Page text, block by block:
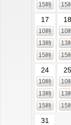
15時
15
17
10時
13時
15時
18
10
13
15
24
10時
13時
15時
25
10
13
15
31